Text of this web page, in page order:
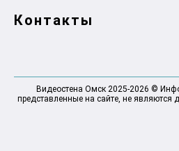
Контакты
Видеостена Омск 2025-2026 ©
представленные на сайте, не являются